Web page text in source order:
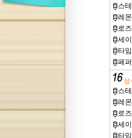
스
레
로
세
타
페
성
스
레
로
세
타